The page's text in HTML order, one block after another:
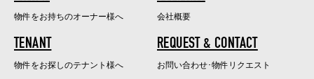
物件をお持ちのオーナー様へ 会社概要
TENANT
物件をお探しのテナント様へ
REQUEST & CONTACT
お問い合わせ･物件リクエスト